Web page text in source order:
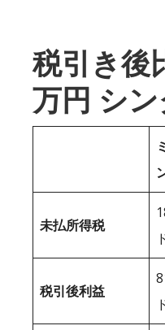
税引き後
万円 シ
未払所得税
税引後利益